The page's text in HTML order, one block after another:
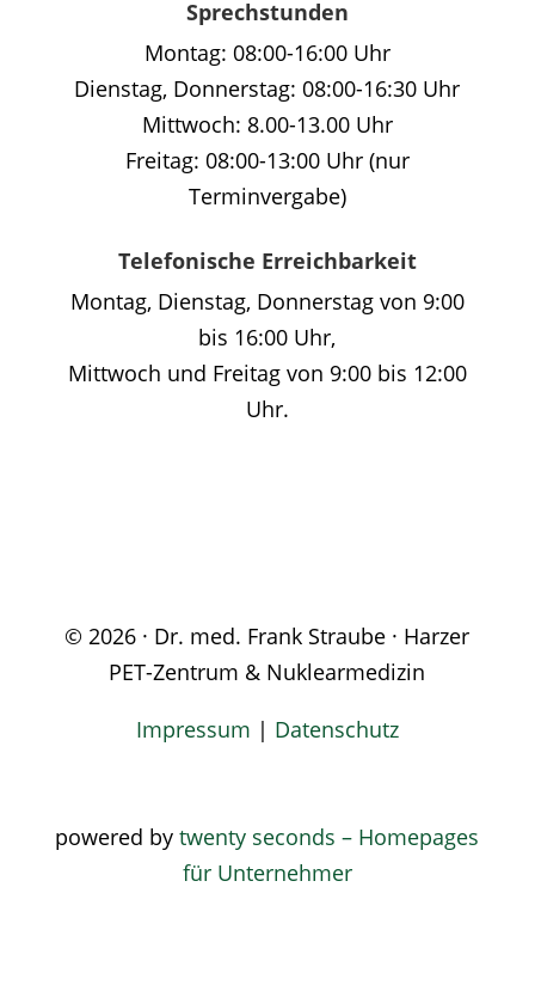
Sprechstunden
Montag: 08:00-16:00 Uhr
Dienstag, Donnerstag: 08:00-16:30 Uhr
Mittwoch: 8.00-13.00 Uhr
Freitag: 08:00-13:00 Uhr (nur
Terminvergabe)
Telefonische Erreichbarkeit
Montag, Dienstag, Donnerstag von 9:00
bis 16:00 Uhr,
Mittwoch und Freitag von 9:00 bis 12:00
Uhr.
© 2026 · Dr. med. Frank Straube · Harzer
PET-Zentrum & Nuklearmedizin
Impressum | Datenschutz
powered bytwenty seconds – Homepages
für Unternehmer